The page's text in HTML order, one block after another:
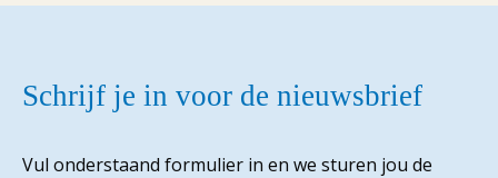
Schrijf je in voor de nieuwsbrief
Vul onderstaand formulier in en we sturen jou de